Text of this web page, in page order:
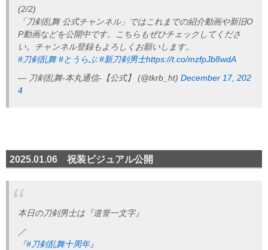
(2/2)
「刀剣乱舞 公式チャンネル」ではこれまでの紹介動画や新旧O
P動画などを公開中です。こちらもぜひチェックしてくださ
い。チャンネル登録もよろしくお願いします。
#刀剣乱舞 #とうらぶ #新刀剣男士https://t.co/mzfpJb8wdA
— 刀剣乱舞-本丸通信-【公式】 (@tkrb_ht) December 17, 202
4
2025.01.06 祝装ビジュアル公開
本日の刀剣男士は『道誉一文字』
／
『#刀剣乱舞十周年』